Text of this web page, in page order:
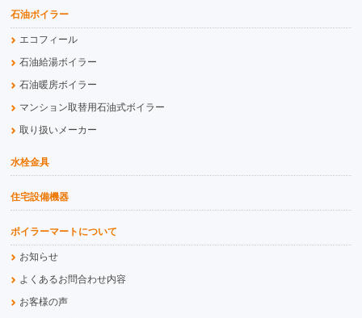
石油ボイラー
エコフィール
石油給湯ボイラー
石油暖房ボイラー
マンション取替用石油式ボイラー
取り扱いメーカー
水栓金具
住宅設備機器
ボイラーマートについて
お知らせ
よくあるお問合わせ内容
お客様の声